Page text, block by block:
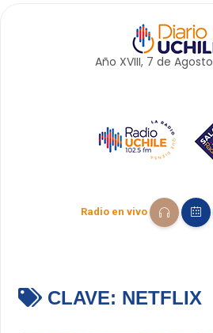
Año XVIII, 7 de Agosto
Radio en vivo
CLAVE: NETFLIX